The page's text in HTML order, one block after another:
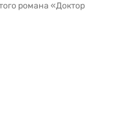
романа «Доктор